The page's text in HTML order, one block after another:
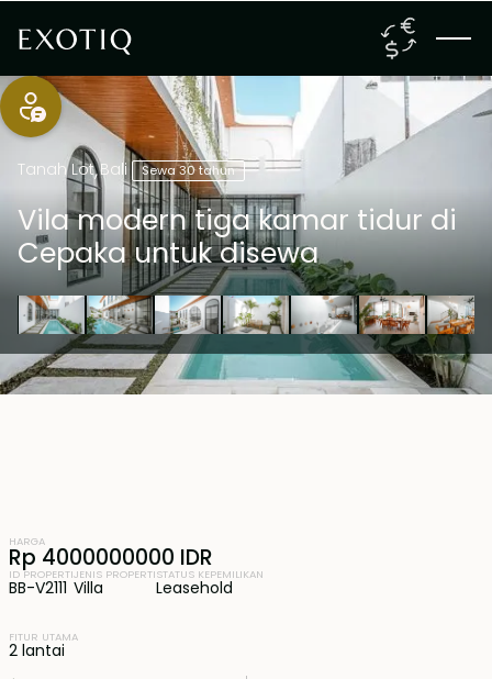
Tanah Lot,Bali Sewa 30 tahun
Vila modern tiga kamar tidur di
Cepaka untuk disewa
HARGA
Rp 4000000000 IDR
ID PROPERTI
BB-V2111
JENIS PROPERTI
Villa
STATUS KEPEMILIKAN
Leasehold
FITUR UTAMA
2 lantai